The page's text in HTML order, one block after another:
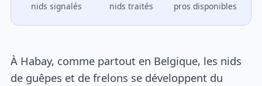
nids signalés nids traités pros disponibles
À Habay, comme partout en Belgique, les nids
de guêpes et de frelons se développent du